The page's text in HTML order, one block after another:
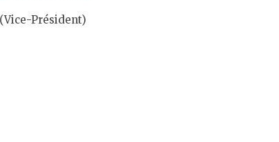
Président)